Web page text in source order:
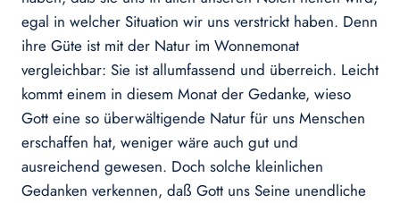
egal in welcher Situation wir uns verstrickt haben. Denn
ihre Güte ist mit der Natur im Wonnemonat
vergleichbar: Sie ist allumfassend und überreich. Leicht
kommt einem in diesem Monat der Gedanke, wieso
Gott eine so überwältigende Natur für uns Menschen
erschaffen hat, weniger wäre auch gut und
ausreichend gewesen. Doch solche kleinlichen
Gedanken verkennen, daß Gott uns Seine unendliche